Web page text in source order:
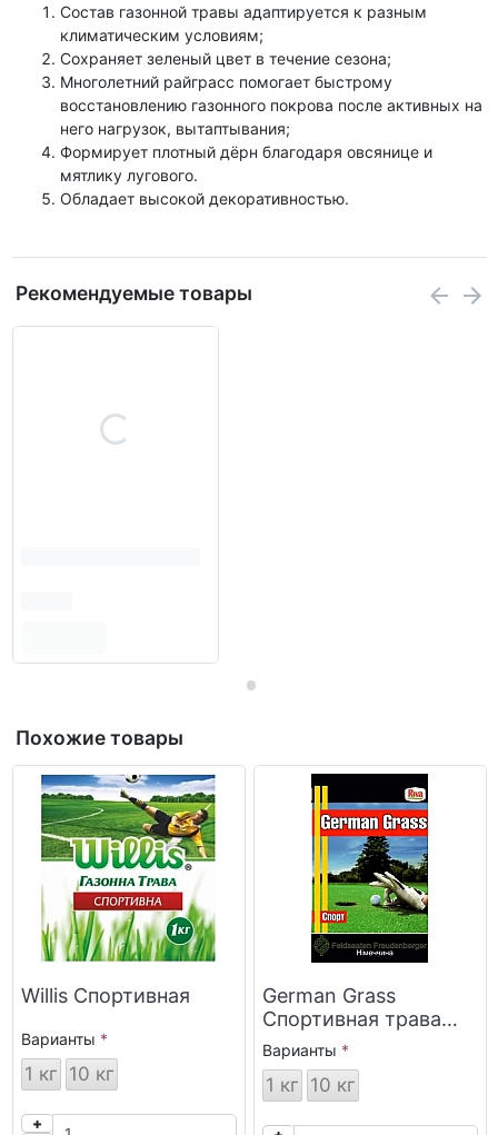
Состав газонной травы адаптируется к разным
климатическим условиям;
Сохраняет зеленый цвет в течение сезона;
Многолетний райграсс помогает быстрому
восстановлению газонного покрова после активных на
него нагрузок, вытаптывания;
Формирует плотный дёрн благодаря овсянице и
мятлику лугового.
Обладает высокой декоративностью.
Рекомендуемые товары
Похожие товары
Willis Спортивная
Варианты
1 кг 10 кг
German Grass
Спортивная трава
для газона
Варианты
1 кг 10 кг